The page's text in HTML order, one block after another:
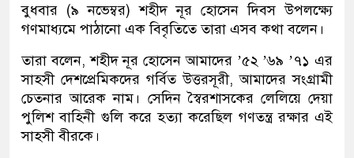
বুধবার (৯ নভেম্বর) শহীদ নূর হোসেন দিবস উপলক্ষ্যে
গণমাধ্যমে পাঠানো এক বিবৃতিতে তারা এসব কথা বলেন।
তারা বলেন, শহীদ নূর হোসেন আমাদের ’৫২ ’৬৯ ’৭১ এর
সাহসী দেশপ্রেমিকদের গর্বিত উত্তরসূরী, আমাদের সংগ্রামী
চেতনার আরেক নাম। সেদিন স্বৈরশাসকের লেলিয়ে দেয়া
পুলিশ বাহিনী গুলি করে হত্যা করেছিল গণতন্ত্র রক্ষার এই
সাহসী বীরকে।